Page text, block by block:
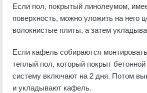
Если пол, покрытый линолеумом,
поверхность, можно уложить на него
волокнистые плиты, а затем
Если кафель собираются
теплый пол, который покрыт
систему включают на 2 дня. Потом
и укладывают кафель.